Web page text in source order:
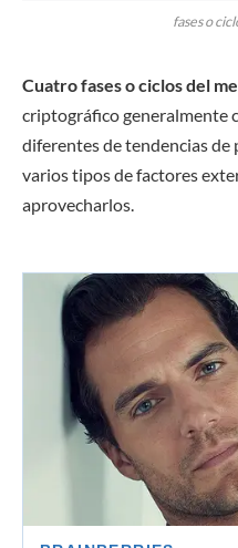
fases o
Cuatro fases o ciclos del
criptográfico generalmente
diferentes de tendencias de
varios tipos de factores
aprovecharlos.